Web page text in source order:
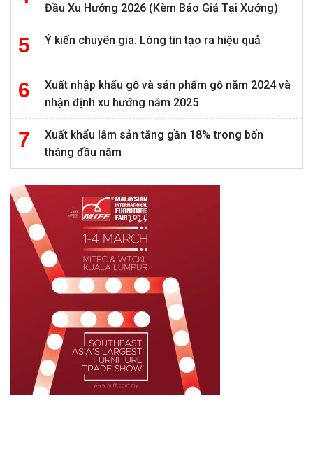
Đầu Xu Hướng 2026 (Kèm Báo Giá Tại Xưởng)
Ý kiến chuyên gia: Lòng tin tạo ra hiệu quả
Xuất nhập khẩu gỗ và sản phẩm gỗ năm 2024 và
nhận định xu hướng năm 2025
Xuất khẩu lâm sản tăng gần 18% trong bốn
tháng đầu năm